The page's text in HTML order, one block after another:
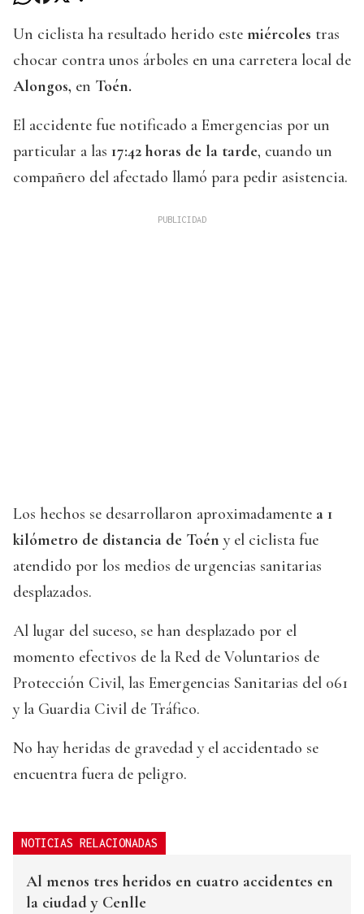
Un ciclista ha resultado herido este miércoles tras
chocar contra unos árboles en una carretera local de
Alongos, en Toén.
El accidente fue notificado a Emergencias por un
particular a las 17:42 horas de la tarde, cuando un
compañero del afectado llamó para pedir asistencia.
Los hechos se desarrollaron aproximadamente a 1
kilómetro de distancia de Toén y el ciclista fue
atendido por los medios de urgencias sanitarias
desplazados.
Al lugar del suceso, se han desplazado por el
momento efectivos de la Red de Voluntarios de
Protección Civil, las Emergencias Sanitarias del 061
y la Guardia Civil de Tráfico.
No hay heridas de gravedad y el accidentado se
encuentra fuera de peligro.
NOTICIAS RELACIONADAS
Al menos tres heridos en cuatro accidentes en
la ciudad y Cenlle